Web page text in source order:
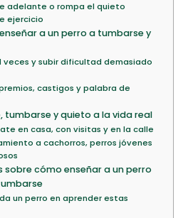
adelante o rompa el quieto
ejercicio
a un perro a tumbarse y
veces y subir dificultad demasiado
castigos y palabra de
tumbarse y quieto a la vida real
en casa, con visitas y en la calle
a cachorros, perros jóvenes
cómo enseñar a un perro
un perro en aprender estas